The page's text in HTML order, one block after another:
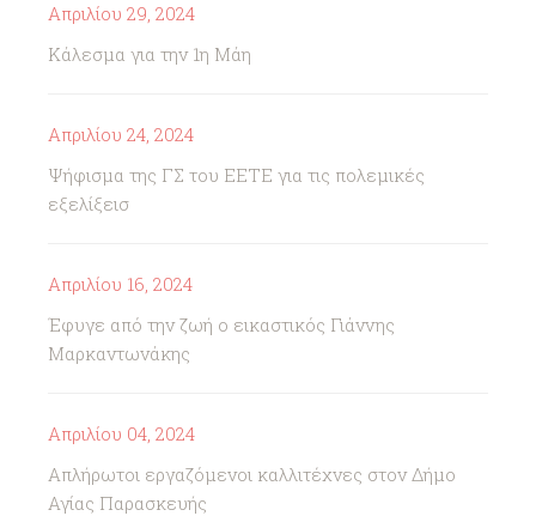
Απριλίου 29, 2024
Κάλεσμα για την 1η Μάη
Απριλίου 24, 2024
Ψήφισμα της ΓΣ του ΕΕΤΕ για τις πολεμικές
εξελίξεισ
Απριλίου 16, 2024
Έφυγε από την ζωή ο εικαστικός Γιάννης
Μαρκαντωνάκης
Απριλίου 04, 2024
Απλήρωτοι εργαζόμενοι καλλιτέχνες στον Δήμο
Αγίας Παρασκευής